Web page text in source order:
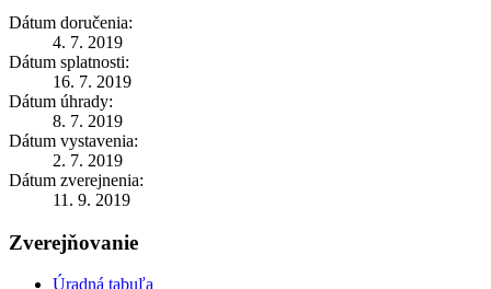
Dátum doručenia:
4. 7. 2019
Dátum splatnosti:
16. 7. 2019
Dátum úhrady:
8. 7. 2019
Dátum vystavenia:
2. 7. 2019
Dátum zverejnenia:
11. 9. 2019
Zverejňovanie
Úradná tabuľa